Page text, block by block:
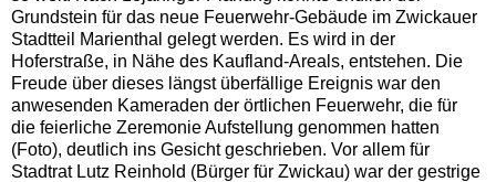
Grundstein für das neue Feuerwehr-Gebäude im Zwickauer
Stadtteil Marienthal gelegt werden. Es wird in der
Hoferstraße, in Nähe des Kaufland-Areals, entstehen. Die
Freude über dieses längst überfällige Ereignis war den
anwesenden Kameraden der örtlichen Feuerwehr, die für
die feierliche Zeremonie Aufstellung genommen hatten
(Foto), deutlich ins Gesicht geschrieben. Vor allem für
Stadtrat Lutz Reinhold (Bürger für Zwickau) war der gestrige